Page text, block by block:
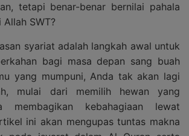
tetapi benar-benar bernilai pahala
SWT?
syariat adalah langkah awal untuk
bagi masa depan sang buah
yang mumpuni, Anda tak akan lagi
mulai dari memilih hewan yang
membagikan kebahagiaan lewat
ini akan mengupas tuntas makna